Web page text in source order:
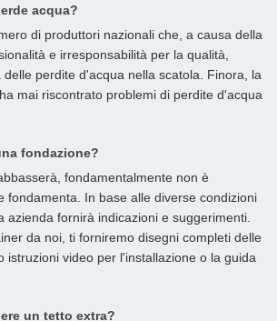
acqua?
di produttori nazionali che, a causa della
e irresponsabilità per la qualità,
perdite d'acqua nella scatola. Finora, la
mai riscontrato problemi di perdite d'acqua
fondazione?
fondamentalmente non è
fondamenta. In base alle diverse condizioni
azienda fornirà indicazioni e suggerimenti.
da noi, ti forniremo disegni completi delle
istruzioni video per l'installazione o la guida
un tetto extra?